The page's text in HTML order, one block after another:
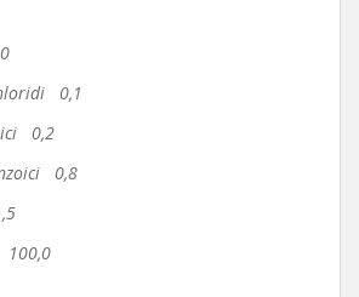
0,1
0,2
0,8
100,0